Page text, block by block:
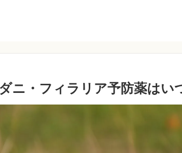
ニ・フィラリア予防薬はい